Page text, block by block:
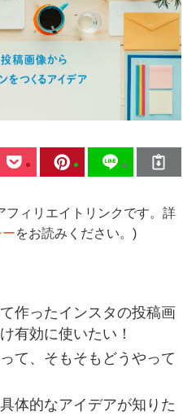
フィリエイトリンクです。詳
をお読みください。)
作ったインスタの投稿画
有効に使いたい！
て、そもそもどうやって
体的なアイデアが知りた